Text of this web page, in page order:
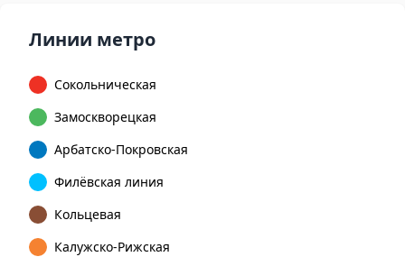
Линии метро
Сокольническая
Замоскворецкая
Арбатско-Покровская
Филёвская линия
Кольцевая
Калужско-Рижская